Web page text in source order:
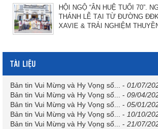
HỘI NGỘ “ÂN HUỆ TUỔI 70”.
THÁNH LỄ TẠI TỪ ĐƯỜNG
XAVIE & TRẢI NGHIỆM
TÀI LIỆU
Bản tin Vui Mừng và Hy Vọng số... - 01/07/
Bản tin Vui Mừng và Hy Vọng số... - 09/04/
Bản tin Vui Mừng và Hy Vọng số... - 05/01/
Bản tin Vui Mừng và Hy Vọng số... - 10/10/
Bản tin Vui Mừng và Hy Vọng số... - 21/07/